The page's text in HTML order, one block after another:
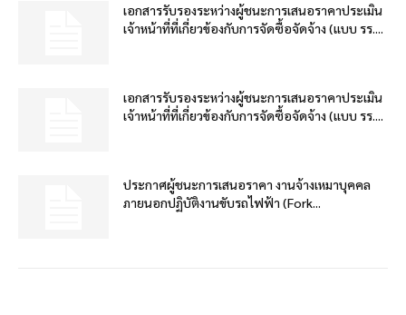
เอกสารรับรองระหว่างผู้ชนะการเสนอราคาประเมิน
เจ้าหน้าที่ที่เกี่ยวข้องกับการจัดซื้อจัดจ้าง (แบบ รร....
เอกสารรับรองระหว่างผู้ชนะการเสนอราคาประเมิน
เจ้าหน้าที่ที่เกี่ยวข้องกับการจัดซื้อจัดจ้าง (แบบ รร....
ประกาศผู้ชนะการเสนอราคา งานจ้างเหมาบุคคล
ภายนอกปฏิบัติงานขับรถไฟฟ้า (Fork...